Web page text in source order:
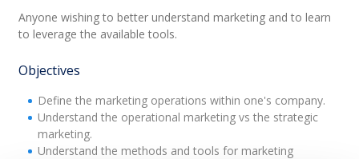
Anyone wishing to better understand marketing and to learn
to leverage the available tools.
Objectives
Define the marketing operations within one's company.
Understand the operational marketing vs the strategic
marketing.
Understand the methods and tools for marketing